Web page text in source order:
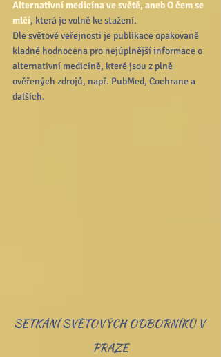
Alternativní medicína ve světě, aneb O čem se
mlčí, která je volně ke stažení.
Dle světové veřejnosti je publikace opakovaně
kladně hodnocena pro nejúplnější informace o
alternativní medicíně, které jsou z plně
ověřených zdrojů, např. PubMed, Cochrane a
dalších.
SETKÁNÍ SVĚTOVÝCH ODBORNÍKŮ V
PRAZE